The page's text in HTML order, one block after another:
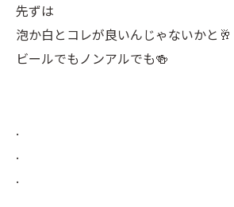
先ずは
泡か白とコレが良いんじゃないかと🥂
ビールでもノンアルでも🍻
.⠀
.⠀
.⠀